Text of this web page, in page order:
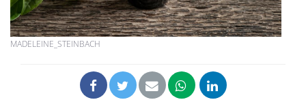
MADELEINE_STEINBACH